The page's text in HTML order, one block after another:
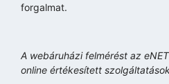
forgalmat.
A webáruházi felmérést az
online értékesített